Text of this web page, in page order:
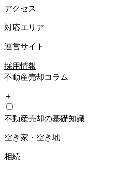
アクセス
対応エリア
運営サイト
採用情報
不動産売却コラム
＋
不動産売却の基礎知識
空き家・空き地
相続